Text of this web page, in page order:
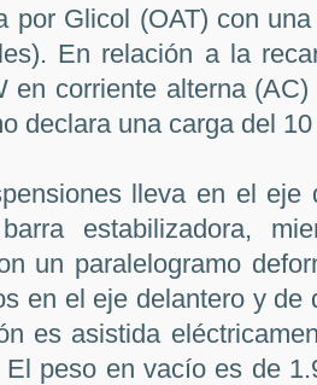
por Glicol (OAT) con
En relación a la
en corriente alterna
declara una carga del
lleva en el eje
estabilizadora,
un paralelogramo
en el eje delantero y de
es asistida
peso en vacío es de